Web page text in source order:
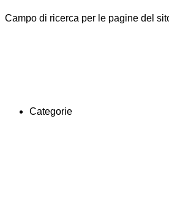
Campo di ricerca per le pagine del
Categorie